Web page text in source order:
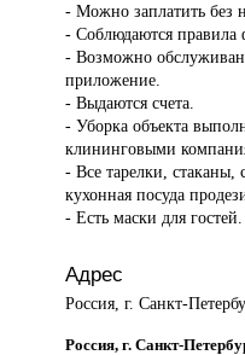
- Можно заплатить без
- Соблюдаются правила
- Возможно
приложение.
- Выдаются счета.
- Уборка объекта
клининговыми
- Все тарелки, стаканы,
кухонная посуда
- Есть маски для гостей.
Адрес
Россия, г. Санкт-
Россия, г. Санкт-